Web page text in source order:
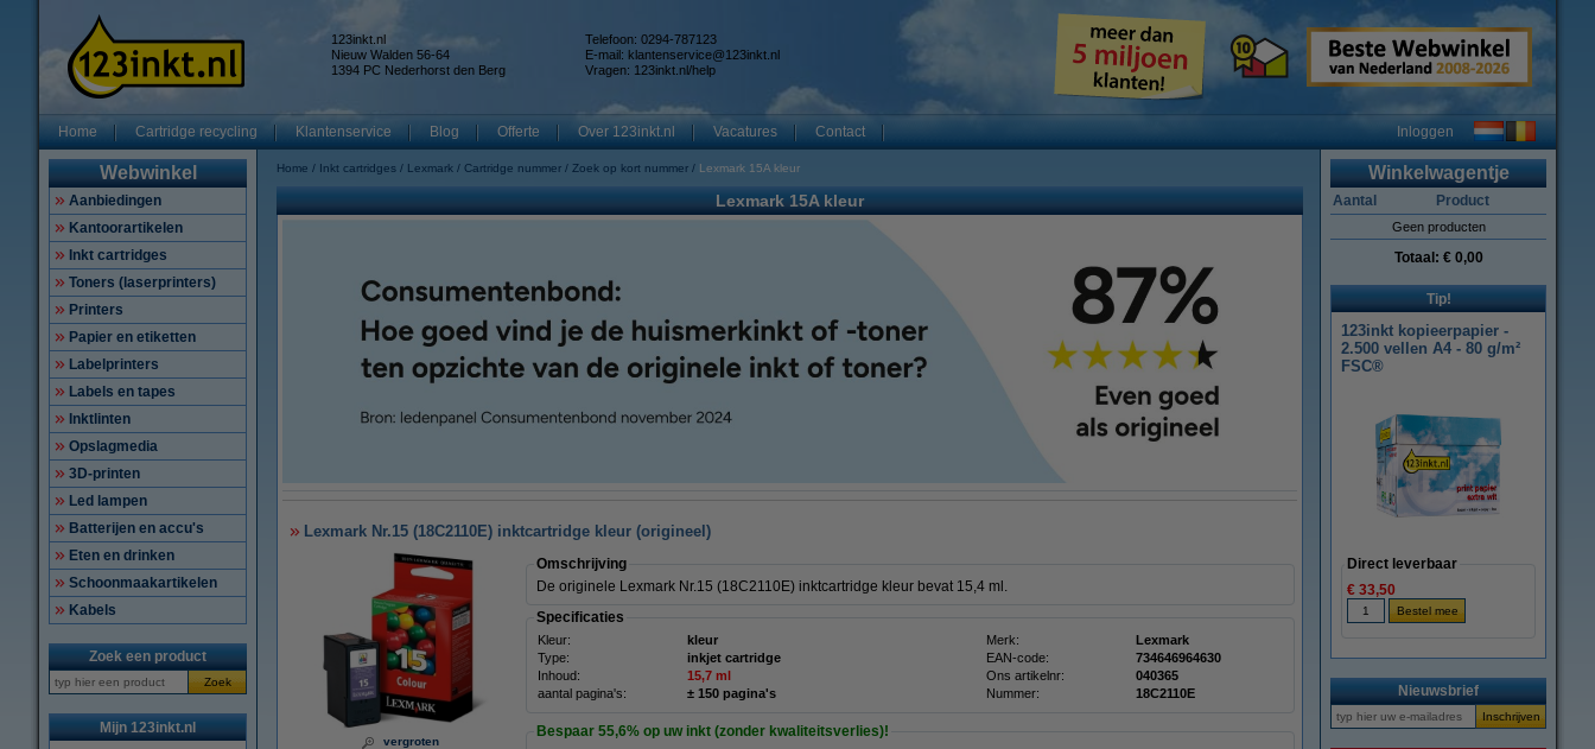
123inkt.nl
Nieuw Walden 56-64
1394 PC Nederhorst den Berg
Telefoon: 0294-787123
E-mail: klantenservice@123inkt.nl
Vragen: 123inkt.nl/help
Home Cartridge recycling Klantenservice Blog Offerte Over 123inkt.nl Vacatures Contact Inloggen
Webwinkel
Aanbiedingen
Kantoorartikelen
Inkt cartridges
Toners (laserprinters)
Printers
Papier en etiketten
Labelprinters
Labels en tapes
Inktlinten
Opslagmedia
3D-printen
Led lampen
Batterijen en accu's
Eten en drinken
Schoonmaakartikelen
Kabels
Zoek een product
Zoek
Mijn 123inkt.nl
Home Inkt cartridges Lexmark Cartridge nummer Zoek op kort nummer Lexmark 15A kleur
Lexmark 15A kleur
Lexmark Nr.15 (18C2110E) inktcartridge kleur (origineel)
vergroten
Omschrijving
De originele Lexmark Nr.15 (18C2110E) inktcartridge kleur bevat 15,4 ml.
Specificaties
Kleur: kleur Merk:
Lexmark
Type:
inkjet cartridge EAN-code:
734646964630
Inhoud:
15,7 ml Ons artikelnr:
040365
aantal pagina's:
± 150 pagina's Nummer: 18C2110E
Bespaar 55,6% op uw inkt (zonder kwaliteitsverlies)!
Winkelwagentje
Aantal Product
Geen producten
Totaal: € 0,00
Tip!
123inkt kopieerpapier -
2.500 vellen A4 - 80 g/m²
FSC®
Direct leverbaar
€ 33,50
Nieuwsbrief